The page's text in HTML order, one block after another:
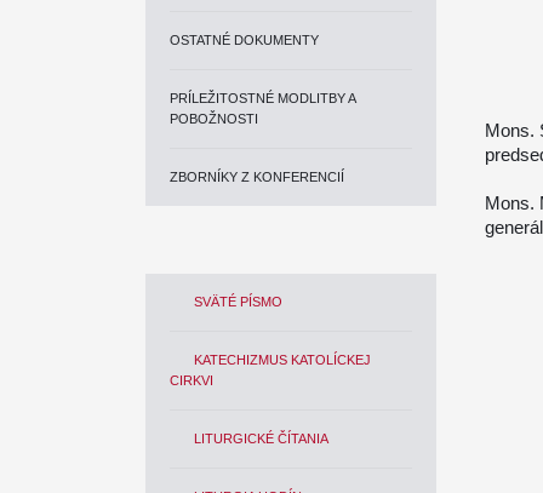
OSTATNÉ DOKUMENTY
PRÍLEŽITOSTNÉ MODLITBY A
POBOŽNOSTI
ZBORNÍKY Z KONFERENCIÍ
SVÄTÉ PÍSMO
KATECHIZMUS KATOLÍCKEJ
CIRKVI
LITURGICKÉ ČÍTANIA
Mons.
Mons.